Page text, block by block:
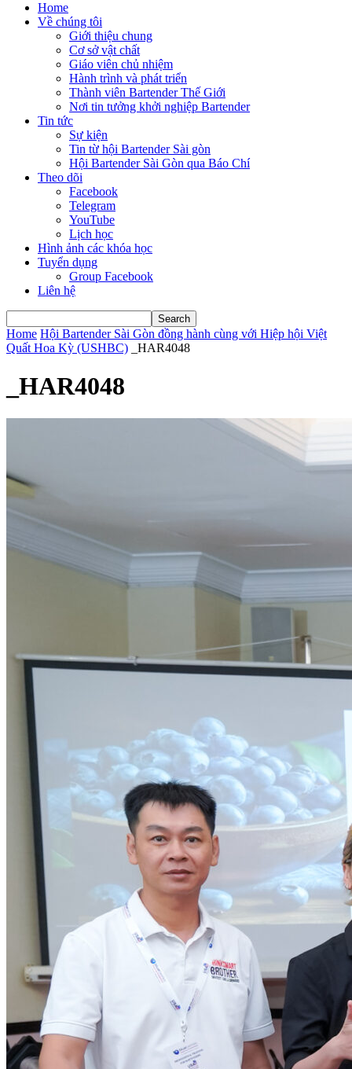
Home
Về chúng tôi
Giới thiệu chung
Cơ sở vật chất
Giáo viên chủ nhiệm
Hành trình và phát triển
Thành viên Bartender Thế Giới
Nơi tin tưởng khởi nghiệp Bartender
Tin tức
Sự kiện
Tin từ hội Bartender Sài gòn
Hội Bartender Sài Gòn qua Báo Chí
Theo dõi
Facebook
Telegram
YouTube
Lịch học
Hình ảnh các khóa học
Tuyển dụng
Group Facebook
Liên hệ
Home Hội Bartender Sài Gòn đồng hành cùng với Hiệp hội Việt
Quất Hoa Kỳ (USHBC)
_HAR4048
_HAR4048